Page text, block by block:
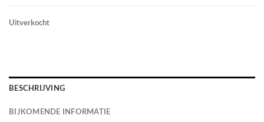
Uitverkocht
BESCHRIJVING
BIJKOMENDE INFORMATIE